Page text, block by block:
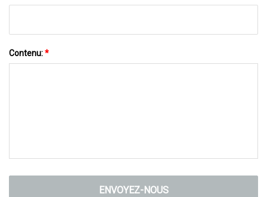
Contenu:*
ENVOYEZ-NOUS